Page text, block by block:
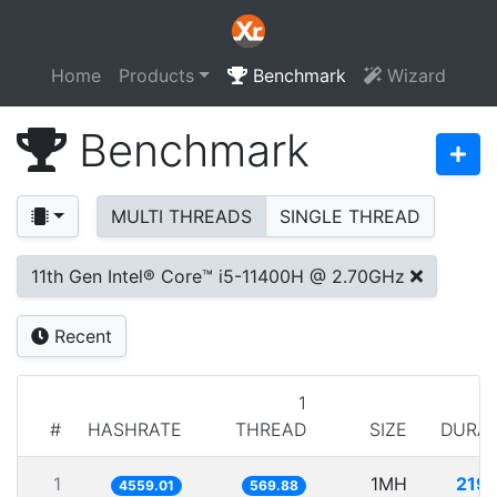
Home Products Benchmark Wizard
Benchmark
MULTI THREADS SINGLE THREAD
11th Gen Intel® Core™ i5-11400H @ 2.70GHz
Recent
# HASHRATE
1
THREAD
SIZE
1 4559.01 569.88 1MH